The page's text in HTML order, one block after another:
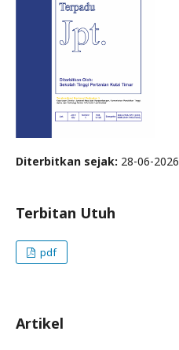
Diterbitkan sejak: 28-06-2026
Terbitan Utuh
pdf
Artikel